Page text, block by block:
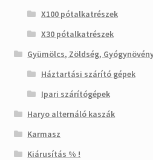
X100 pótalkatrészek
X30 pótalkatrészek
Gyümölcs, Zöldség,
Háztartási szárító gépek
Ipari szárítógépek
Haryo alternáló kaszák
Karmasz
Kiárusítás % !